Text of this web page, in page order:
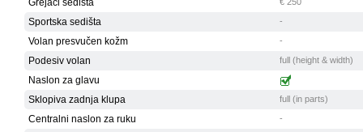
Grejači sedišta
Sportska sedišta -
Volan presvučen kožm -
Podesiv volan full (height & width)
Naslon za glavu
Sklopiva zadnja klupa
full (in parts)
Centralni naslon za ruku -